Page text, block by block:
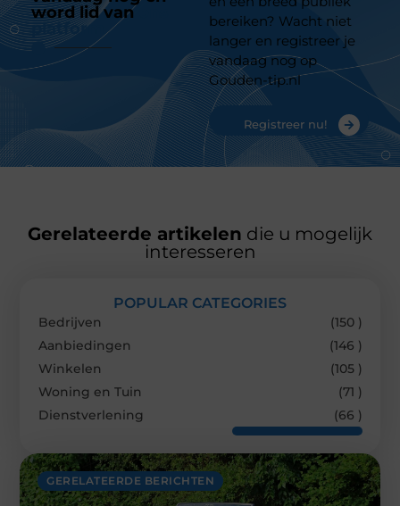
word lid van
platform
bereiken? Wacht niet
langer en registreer je
vandaag nog op
Gouden-tip.nl
Registreer nu!
Gerelateerde artikelen die u mogelijk
interesseren
GERELATEERDE BERICHTEN
POPULAR CATEGORIES
Bedrijven
(150 )
Aanbiedingen
(146 )
Winkelen
(105 )
Woning en Tuin
(71 )
Dienstverlening
(66 )